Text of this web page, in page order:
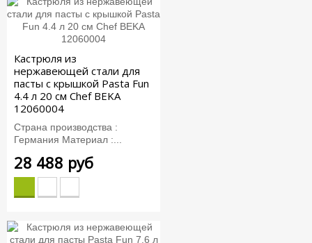
Кастрюля из
нержавеющей стали для
пасты с крышкой Pasta Fun
4.4 л 20 см Chef BEKA
12060004
Страна производства :
Германия Материал :...
28 488 руб